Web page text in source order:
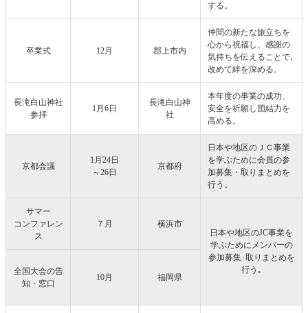
する。
卒業式 12月 郡上市内
仲間の新たな旅立ちを
心から祝福し、感謝の
気持ちを伝えることで､
改めて絆を深める。
長滝白山神社
参拝
1月6日
長滝白山神
社
本年度の事業の成功、
安全を祈願し団結力を
高める。
京都会議
1月24日
～26日
京都府
日本や地区のＪＣ事業
を学ぶために会員の参
加募集・取りまとめを
行う。
サマー
コンファレン
ス
７月
横浜市
日本や地区のJC事業を
学ぶためにメンバーの
参加募集･取りまとめを
行う｡
全国大会の告
知・窓口
10月 福岡県